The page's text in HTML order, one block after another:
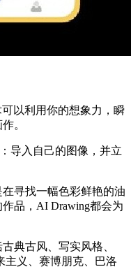
以利用你的想象力，瞬
。
入自己的图像，并立
寻找一幅色彩鲜艳的油
品，AI Drawing都会为
典古风、写实风格、
主义、赛博朋克、巴洛